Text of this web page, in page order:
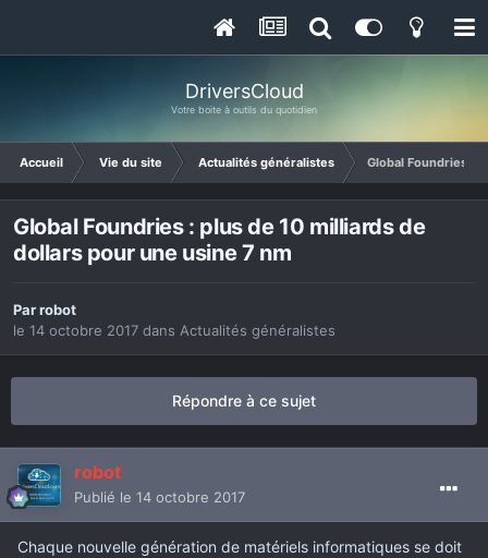
DriversCloud
Votre boite à outils du quotidien
Accueil Vie du site Actualités généralistes Global Foundries :
Global Foundries : plus de 10 milliards de
dollars pour une usine 7 nm
Parrobot
le 14 octobre 2017 dans Actualités généralistes
Répondre à ce sujet
robot
Publié le 14 octobre 2017
Chaque nouvelle génération de matériels informatiques se doit